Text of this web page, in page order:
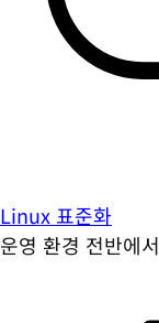
Linux 표준화
운영 환경 전반에